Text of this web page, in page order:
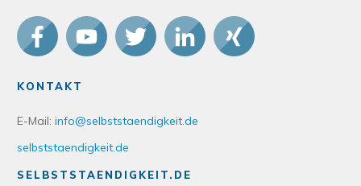
KONTAKT
E-Mail: info@selbststaendigkeit.de
selbststaendigkeit.de
SELBSTSTAENDIGKEIT.DE